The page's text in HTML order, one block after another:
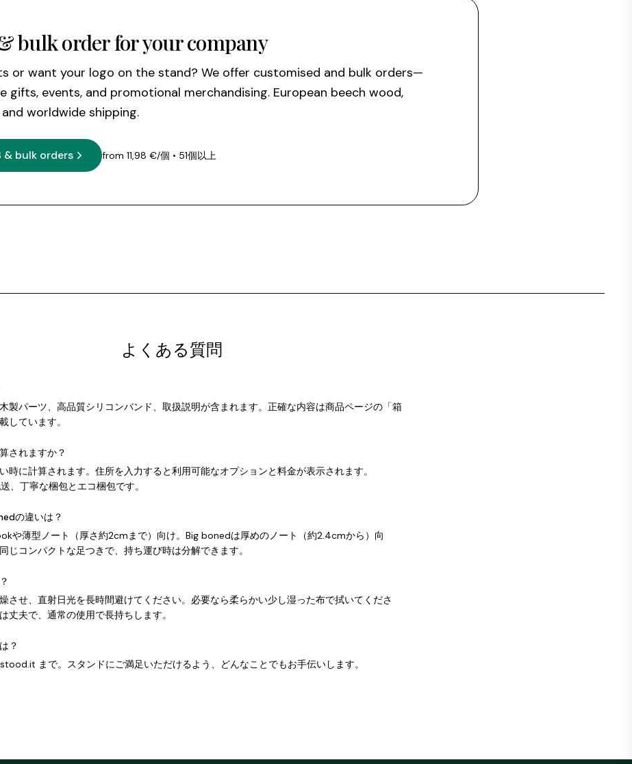
bulk order for your company
or want your logo on the stand? We offer customised and bulk orders—
gifts, events, and promotional merchandising. European beech wood,
worldwide shipping.
& bulk orders from 11,98 €/個 • 51個以上
よくある質問
製パーツ、高品質シリコンバンド、取扱説明が含まれます。正確な内容は商品ページの「箱
しています。
されますか？
時に計算されます。住所を入力すると利用可能なオプションと料金が表示されます。
、丁寧な梱包とエコ梱包です。
の違いは？
や薄型ノート（厚さ約2cmまで）向け。Big bonedは厚めのノート（約2.4cmから）向
じコンパクトな足つきで、持ち運び時は分解できます。
させ、直射日光を長時間避けてください。必要なら柔らかい少し湿った布で拭いてくださ
丈夫で、通常の使用で長持ちします。
？
まで。スタンドにご満足いただけるよう、どんなことでもお手伝いします。